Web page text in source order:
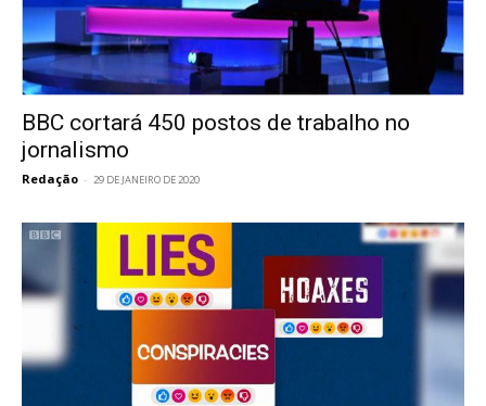
BBC cortará 450 postos de trabalho no
jornalismo
Redação - 29 DE JANEIRO DE 2020